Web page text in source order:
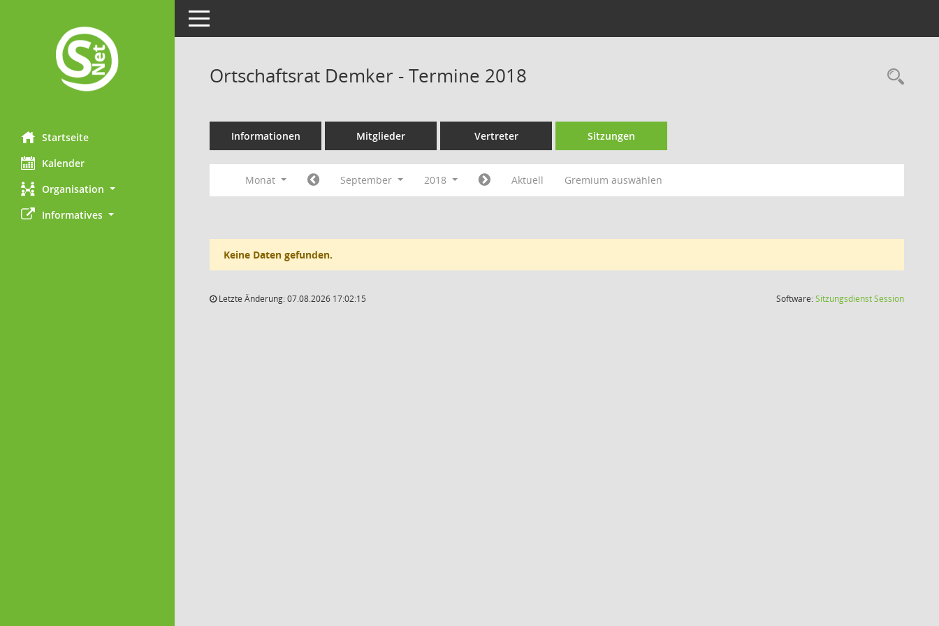
Startseite
Kalender
Organisation
Informatives
Toggle navigation
Ortschaftsrat Demker - Termine 2018
Informationen Mitglieder Vertreter Sitzungen
Monat September 2018 Aktuell Gremium auswählen
Keine Daten gefunden.
Letzte Änderung: 07.08.2026 17:02:15 Software:SitzungsdienstSession(Wird in